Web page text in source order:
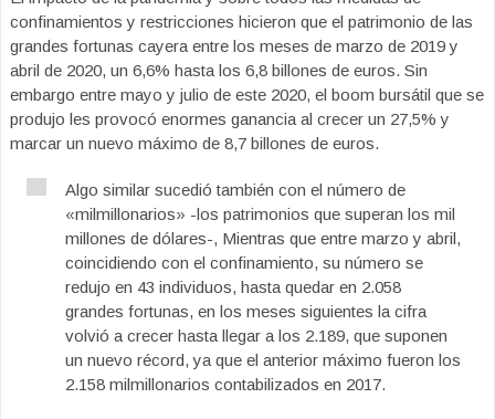
confinamientos y restricciones hicieron que el patrimonio de las
grandes fortunas cayera entre los meses de marzo de 2019 y
abril de 2020, un 6,6% hasta los 6,8 billones de euros. Sin
embargo entre mayo y julio de este 2020, el boom bursátil que se
produjo les provocó enormes ganancia al crecer un 27,5% y
marcar un nuevo máximo de 8,7 billones de euros.
Algo similar sucedió también con el número de
«milmillonarios» -los patrimonios que superan los mil
millones de dólares-, Mientras que entre marzo y abril,
coincidiendo con el confinamiento, su número se
redujo en 43 individuos, hasta quedar en 2.058
grandes fortunas, en los meses siguientes la cifra
volvió a crecer hasta llegar a los 2.189, que suponen
un nuevo récord, ya que el anterior máximo fueron los
2.158 milmillonarios contabilizados en 2017.